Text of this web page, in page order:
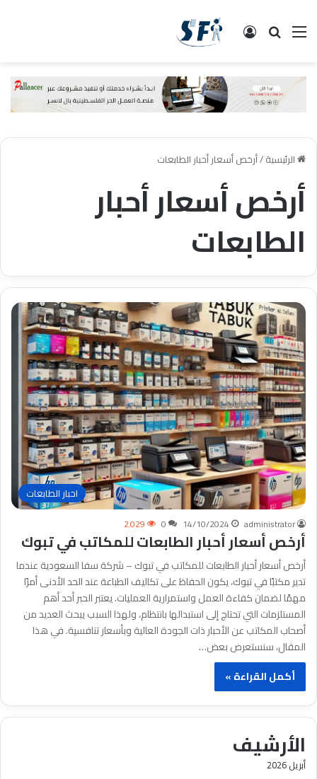
القائمة البحث تسجيل الدخول
الرئيسية/أرخص أسعار أحبار الطابعات
أرخص أسعار أحبار
الطابعات
احبار الطابعات
administrator
14/10/2024
0 2٬029
أرخص أسعار أحبار الطابعات للمكاتب في تبوك
أرخص أسعار أحبار الطابعات للمكاتب في تبوك – شركة سفا السعودية عندما
تدير مكتبًا في تبوك، يكون الحفاظ على تكاليف الطباعة عند الحد الأدنى أمرًا
مهمًا لضمان كفاءة العمل واستمرارية العمليات. يعتبر الحبر أحد أهم
المستلزمات التي تحتاج إلى استبدالها بانتظام، ولهذا السبب يبحث العديد من
أصحاب المكاتب عن الأحبار ذات الجودة العالية وبأسعار تنافسية. في هذا
المقال، سنستعرض بعض…
أكمل القراءة »
الأرشيف
أبريل 2026